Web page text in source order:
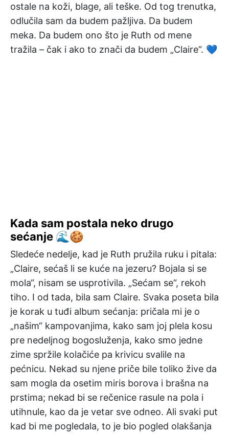
ostale na koži, blage, ali teške. Od tog trenutka,
odlučila sam da budem pažljiva. Da budem
meka. Da budem ono što je Ruth od mene
tražila – čak i ako to znači da budem „Claire“. 💙
Kada sam postala neko drugo
sećanje 🌊🍪
Sledeće nedelje, kad je Ruth pružila ruku i pitala:
„Claire, sećaš li se kuće na jezeru? Bojala si se
mola“, nisam se usprotivila. „Sećam se“, rekoh
tiho. I od tada, bila sam Claire. Svaka poseta bila
je korak u tuđi album sećanja: pričala mi je o
„našim“ kampovanjima, kako sam joj plela kosu
pre nedeljnog bogosluženja, kako smo jedne
zime spržile kolačiće pa krivicu svalile na
pećnicu. Nekad su njene priče bile toliko žive da
sam mogla da osetim miris borova i brašna na
prstima; nekad bi se rečenice rasule na pola i
utihnule, kao da je vetar sve odneo. Ali svaki put
kad bi me pogledala, to je bio pogled olakšanja